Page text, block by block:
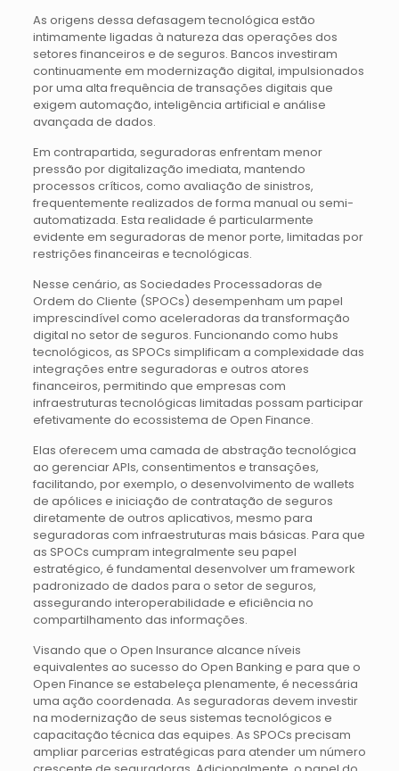
As origens dessa defasagem tecnológica estão
intimamente ligadas à natureza das operações dos
setores financeiros e de seguros. Bancos investiram
continuamente em modernização digital, impulsionados
por uma alta frequência de transações digitais que
exigem automação, inteligência artificial e análise
avançada de dados.
Em contrapartida, seguradoras enfrentam menor
pressão por digitalização imediata, mantendo
processos críticos, como avaliação de sinistros,
frequentemente realizados de forma manual ou semi-
automatizada. Esta realidade é particularmente
evidente em seguradoras de menor porte, limitadas por
restrições financeiras e tecnológicas.
Nesse cenário, as Sociedades Processadoras de
Ordem do Cliente (SPOCs) desempenham um papel
imprescindível como aceleradoras da transformação
digital no setor de seguros. Funcionando como hubs
tecnológicos, as SPOCs simplificam a complexidade das
integrações entre seguradoras e outros atores
financeiros, permitindo que empresas com
infraestruturas tecnológicas limitadas possam participar
efetivamente do ecossistema de Open Finance.
Elas oferecem uma camada de abstração tecnológica
ao gerenciar APIs, consentimentos e transações,
facilitando, por exemplo, o desenvolvimento de wallets
de apólices e iniciação de contratação de seguros
diretamente de outros aplicativos, mesmo para
seguradoras com infraestruturas mais básicas. Para que
as SPOCs cumpram integralmente seu papel
estratégico, é fundamental desenvolver um framework
padronizado de dados para o setor de seguros,
assegurando interoperabilidade e eficiência no
compartilhamento das informações.
Visando que o Open Insurance alcance níveis
equivalentes ao sucesso do Open Banking e para que o
Open Finance se estabeleça plenamente, é necessária
uma ação coordenada. As seguradoras devem investir
na modernização de seus sistemas tecnológicos e
capacitação técnica das equipes. As SPOCs precisam
ampliar parcerias estratégicas para atender um número